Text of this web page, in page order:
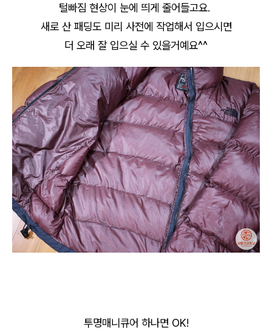
털빠짐 현상이 눈에 띄게 줄어들고요.
새로 산 패딩도 미리 사전에 작업해서 입으시면
더 오래 잘 입으실 수 있을거예요^^
투명매니큐어 하나면 OK!